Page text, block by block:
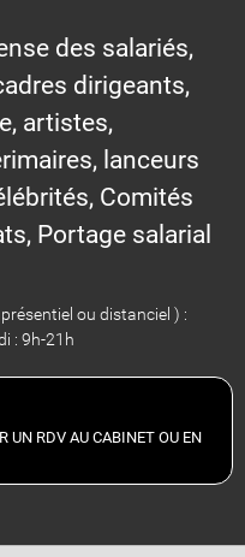
des salariés,
dirigeants,
artistes,
lanceurs
Comités
Portage salarial
ou distanciel ) :
: 9h-21h
UN RDV AU CABINET OU EN